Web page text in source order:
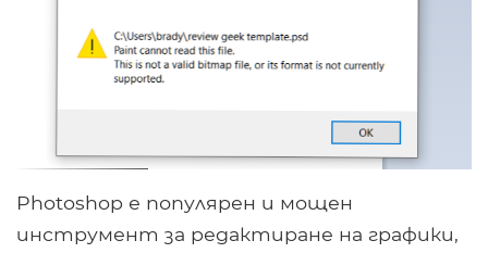
Photoshop е популярен и мощен
инструмент за редактиране на графики,